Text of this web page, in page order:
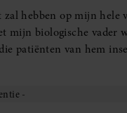
hebben op mijn hele
mijn biologische vader
patiënten van hem